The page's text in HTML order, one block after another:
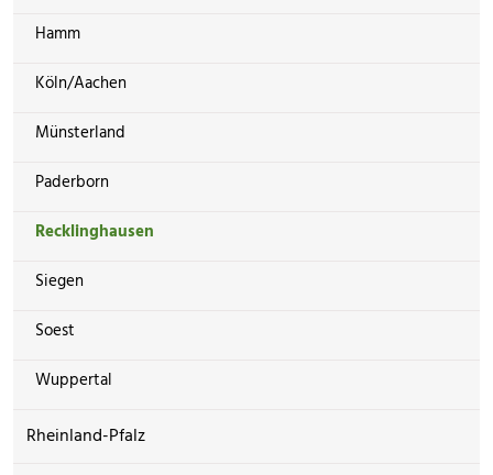
Hamm
Köln/Aachen
Münsterland
Paderborn
Recklinghausen
Siegen
Soest
Wuppertal
Rheinland-Pfalz